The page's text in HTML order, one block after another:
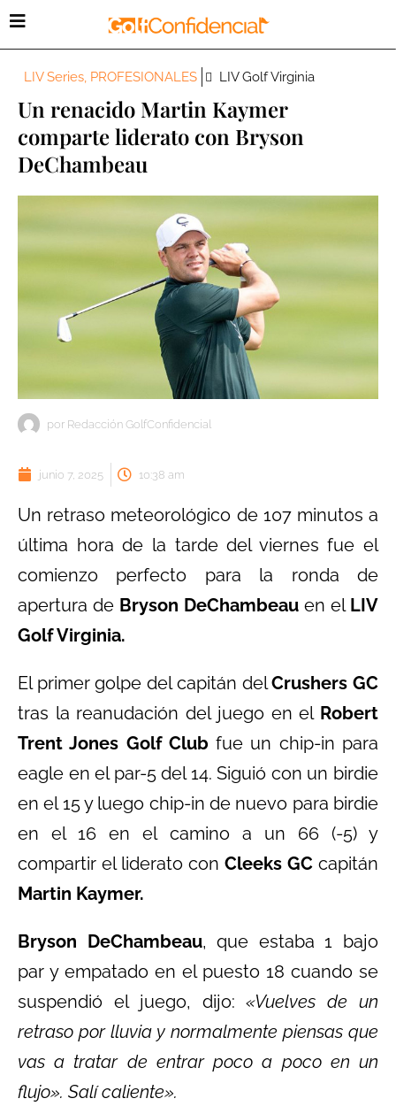
LIV Series, PROFESIONALES LIV Golf Virginia
Un renacido Martin Kaymer
comparte liderato con Bryson
DeChambeau
por Redacción GolfConfidencial
junio 7, 2025 10:38 am
Un retraso meteorológico de 107 minutos a
última hora de la tarde del viernes fue el
comienzo perfecto para la ronda de
apertura de Bryson DeChambeau en el LIV
Golf Virginia.
El primer golpe del capitán delCrushers GC
tras la reanudación del juego en el Robert
Trent Jones Golf Club fue un chip-in para
eagle en el par-5 del 14. Siguió con un birdie
en el 15 y luego chip-in de nuevo para birdie
en el 16 en el camino a un 66 (-5) y
compartir el liderato con Cleeks GC capitán
Martin Kaymer.
Bryson DeChambeau, que estaba 1 bajo
par y empatado en el puesto 18 cuando se
suspendió el juego, dijo:«Vuelves de un
retraso por lluvia y normalmente piensas que
vas a tratar de entrar poco a poco en un
flujo». Salí caliente».